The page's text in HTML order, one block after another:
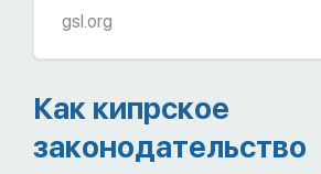
gsl.org
Как кипрское
законодательство